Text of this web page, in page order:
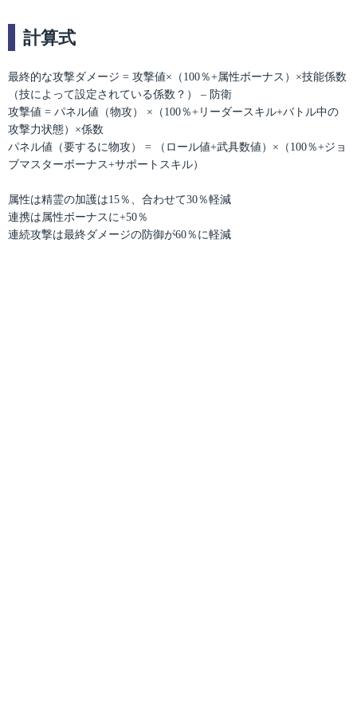
計算式
最終的な攻撃ダメージ = 攻撃値×（100％+属性ボーナス）×技能係数
（技によって設定されている係数？） – 防衛
攻撃値 = パネル値（物攻） ×（100％+リーダースキル+バトル中の
攻撃力状態）×係数
パネル値（要するに物攻） = （ロール値+武具数値）×（100％+ジョ
ブマスターボーナス+サポートスキル）
属性は精霊の加護は15％、合わせて30％軽減
連携は属性ボーナスに+50％
連続攻撃は最終ダメージの防御が60％に軽減